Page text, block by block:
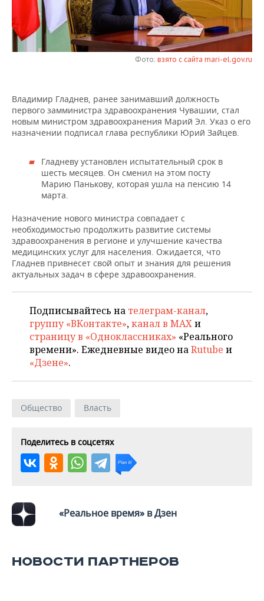
НЕФТЕХИМИЯ
НЕФТЬ
РОЗНИЧНАЯ ТОРГОВЛЯ
ТРАНСПОРТ
НОВОСТИ ТЕХНОЛОГИЙ
IT
ТЕЛЕКОММУНИКАЦИИ
МЕРОПРИЯТИЯ
НОВОСТИ МЕРОПРИЯТИЙ
БИЗНЕС-БРАНЧИ
ONLINE-КОНФЕРЕНЦИИ
ОТКРЫТАЯ ЛЕКЦИЯ
СПОРТ
ФУТБОЛ
ХОККЕЙ
БАСКЕТБОЛ
ВОЛЕЙБОЛ
ФИГУРНОЕ КАТАНИЕ
ВОДНЫЕ ВИДЫ СПОРТА
ХОККЕЙ С МЯЧОМ
НОВОСТИ ОБЩЕСТВА
ВЛАСТЬ
ИНФРАСТРУКТУРА
ИСТОРИЯ
МЕДИЦИНА
ОБРАЗОВАНИЕ
ПРОИСШЕСТВИЯ
ФОТОГАЛЕРЕЯ
СЮЖЕТЫ
СПРАВОЧНИК
СПИСОК ПЕРСОН
ПОЛНАЯ ВЕРСИЯ
Фото: взято с сайта mari-el.gov.ru
Владимир Гладнев, ранее занимавший должность
первого замминистра здравоохранения Чувашии, стал
новым министром здравоохранения Марий Эл. Указ о его
назначении подписал глава республики Юрий Зайцев.
Гладневу установлен испытательный срок в
шесть месяцев. Он сменил на этом посту
Марию Панькову, которая ушла на пенсию 14
марта.
Назначение нового министра совпадает с
необходимостью продолжить развитие системы
здравоохранения в регионе и улучшение качества
медицинских услуг для населения. Ожидается, что
Гладнев привнесет свой опыт и знания для решения
актуальных задач в сфере здравоохранения.
Подписывайтесь на телеграм-канал,
группу «ВКонтакте»,канал в MAXи
страницу в «Одноклассниках» «Реального
времени». Ежедневные видео наRutube и
«Дзене».
Общество Власть
Поделитесь в соцсетях
«Реальное время» в Дзен
НОВОСТИ ПАРТНЕРОВ